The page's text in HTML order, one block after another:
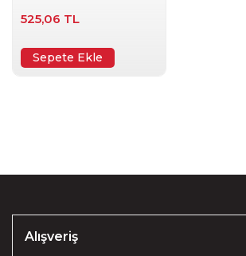
525,06 TL
Sepete Ekle
Alışveriş